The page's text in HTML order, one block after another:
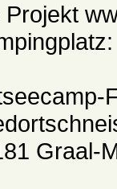
Projekt
Graal-